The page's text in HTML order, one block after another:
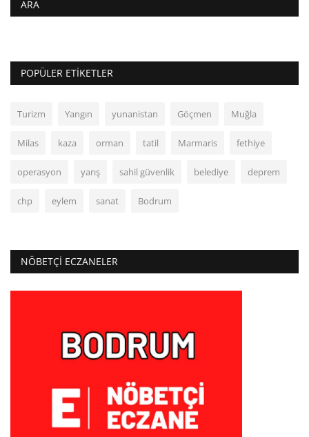
ARA
POPÜLER ETIKETLER
Turizm Yangın yunanistan Göçmen Muğla
Milas kaza orman tatil Marmaris fethiye
operasyon yarış sahil güvenlik belediye deprem
chp eylem sanat Bodrum
NÖBETÇI ECZANELER